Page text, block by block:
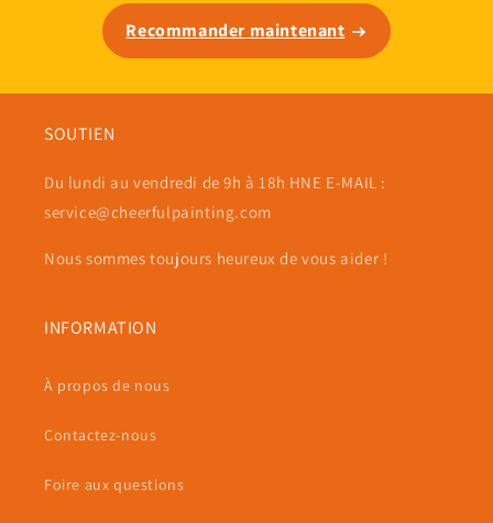
Recommander maintenant
SOUTIEN
Du lundi au vendredi de 9h à 18h HNE E-MAIL :
service@cheerfulpainting.com
Nous sommes toujours heureux de vous aider !
INFORMATION
À propos de nous
Contactez-nous
Foire aux questions